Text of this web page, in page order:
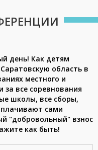
день! Как детям
область в
местного и
за все соревнования
школы, все сборы,
сами
"добровольный" взнос
как быть!